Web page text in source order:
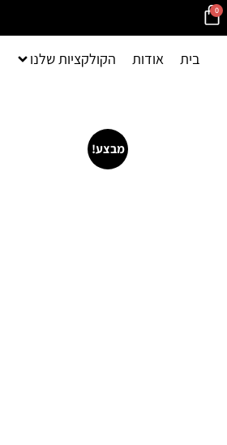
0
בית אודות הקולקציות שלנו
מבצע!